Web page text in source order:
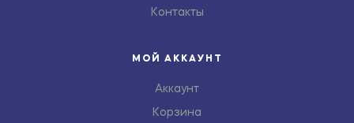
Контакты
МОЙ АККАУНТ
Аккаунт
Корзина